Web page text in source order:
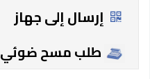
إرسال إلى جهاز
طلب مسح ضوئي